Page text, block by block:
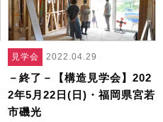
見学会 2022.04.29
－終了－【構造見学会】202
2年5月22日(日)・福岡県宮若
市磯光